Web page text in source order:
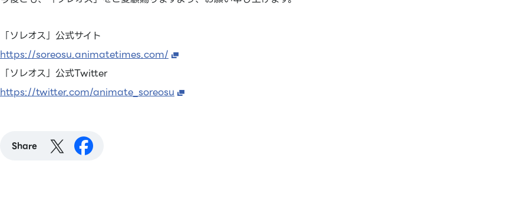
「ソレオス」公式サイト
https://soreosu.animatetimes.com/
「ソレオス」公式Twitter
https://twitter.com/animate_soreosu
Share